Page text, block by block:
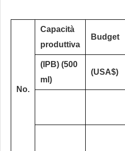
No.
Capacità
produttiva
Budget
(IPB) (500
ml)
(USA$)